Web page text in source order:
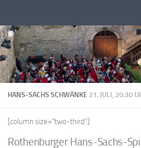
HANS-SACHS SCHWÄNKE 21. JULI, 20:30
[column size=“two-third“]
Rothenburger Hans-Sachs-